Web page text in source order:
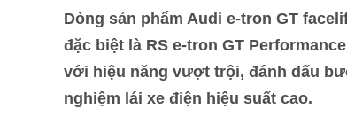
Dòng sản phẩm Audi e-tron GT
đặc biệt là RS e-tron GT
với hiệu năng vượt trội, đánh dấu
nghiệm lái xe điện hiệu suất cao.